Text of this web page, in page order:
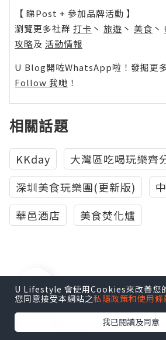
【 睇Post + 參加品牌活動 】
瀏覽更多社群 打卡 丶 旅遊 丶 美食 丶
攻略及 活動情報
U Blog開咗WhatsApp啦！發掘更
Follow 我哋 ！
相關話題
KKday
大灣區吃喝玩樂齊
深圳美食玩樂團(更新版)
華邑酒店
美食焚化爐
0個讚好
收藏
U Lifestyle 會使用Cookies來改善您
您同意接受本網站之私隱政策和使用條
我已閱讀及同意